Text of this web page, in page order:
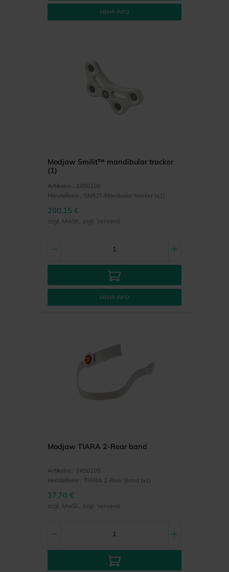
MEHR INFO
Modjaw Smilit™ mandibular tracker
(1)
Artikelnr.: 2450106
Herstellernr.: SMILIT-Manibular tracker (x1)
200,15 €
zzgl. MwSt., zzgl. Versand
MEHR INFO
Modjaw TIARA 2-Rear band
Artikelnr.: 2450105
Herstellernr.: TIARA 2-Rear Band (x1)
37,70 €
zzgl. MwSt., zzgl. Versand